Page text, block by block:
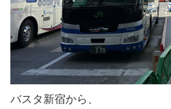
バスタ新宿から、